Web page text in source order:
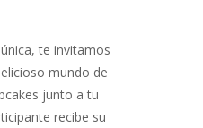
te invitamos
mundo de
junto a tu
recibe su